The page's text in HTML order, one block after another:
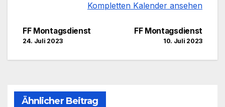
Kompletten Kalender ansehen
BeitragsnavigationFF Montagsdienst
10. Juli 2023
FF Montagsdienst
24. Juli 2023
Ähnlicher Beitrag